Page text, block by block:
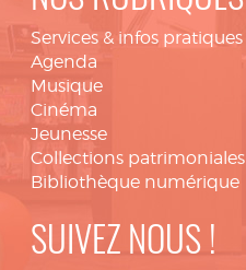
Services & infos pratiques
Agenda
Musique
Cinéma
Jeunesse
Collections patrimoniales
Bibliothèque numérique
SUIVEZ NOUS !